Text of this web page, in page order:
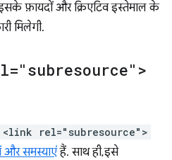
फ़ायदों और क्रिएटिव इस्तेमाल के
मिलेगी.
<link rel="subresource">
और समस्याएंहैं. साथ ही, इसे